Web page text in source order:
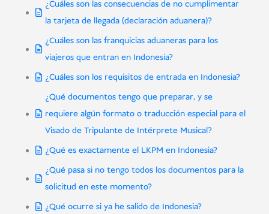
¿Cuáles son las consecuencias de no cumplimentar
la tarjeta de llegada (declaración aduanera)?
¿Cuáles son las franquicias aduaneras para los
viajeros que entran en Indonesia?
¿Cuáles son los requisitos de entrada en Indonesia?
¿Qué documentos tengo que preparar, y se
requiere algún formato o traducción especial para el
Visado de Tripulante de Intérprete Musical?
¿Qué es exactamente el LKPM en Indonesia?
¿Qué pasa si no tengo todos los documentos para la
solicitud en este momento?
¿Qué ocurre si ya he salido de Indonesia?